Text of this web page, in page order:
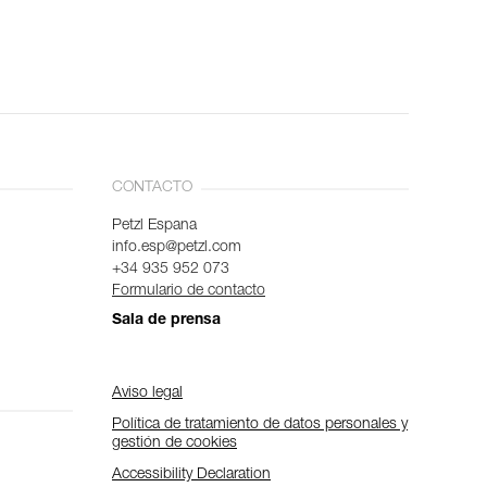
CONTACTO
Petzl Espana
info.esp@petzl.com
+34 935 952 073
Formulario de contacto
Sala de prensa
Aviso legal
Política de tratamiento de datos personales y
gestión de cookies
Accessibility Declaration